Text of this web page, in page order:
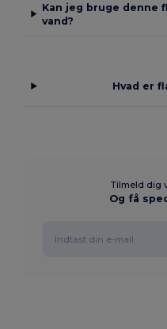
Kan jeg bruge denne
vand?
Hvad er
Tilmeld dig
Og få